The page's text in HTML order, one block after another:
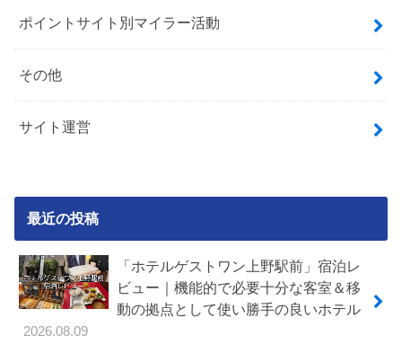
ポイントサイト別マイラー活動
その他
サイト運営
最近の投稿
「ホテルゲストワン上野駅前」宿泊レ
ビュー｜機能的で必要十分な客室＆移
動の拠点として使い勝手の良いホテル
2026.08.09